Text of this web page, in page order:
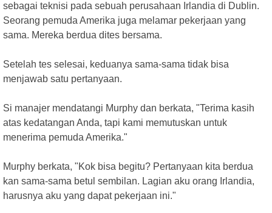
sebagai teknisi pada sebuah perusahaan Irlandia di Dublin.
Seorang pemuda Amerika juga melamar pekerjaan yang
sama. Mereka berdua dites bersama.
Setelah tes selesai, keduanya sama-sama tidak bisa
menjawab satu pertanyaan.
Si manajer mendatangi Murphy dan berkata, "Terima kasih
atas kedatangan Anda, tapi kami memutuskan untuk
menerima pemuda Amerika."
Murphy berkata, "Kok bisa begitu? Pertanyaan kita berdua
kan sama-sama betul sembilan. Lagian aku orang Irlandia,
harusnya aku yang dapat pekerjaan ini."